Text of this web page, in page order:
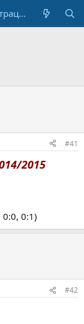
Регистрация
#41
2015
0:1)
#42